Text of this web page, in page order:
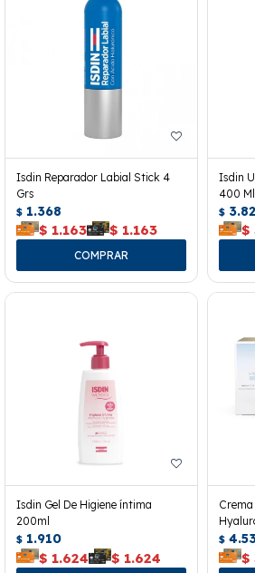
Isdin Reparador Labial Stick 4
Grs
$ 1.368
$ 1.163 $ 1.163
Isdin
400
$
$
Isdin Gel De Higiene íntima
200ml
$ 1.910
$ 1.624 $ 1.624
$
$